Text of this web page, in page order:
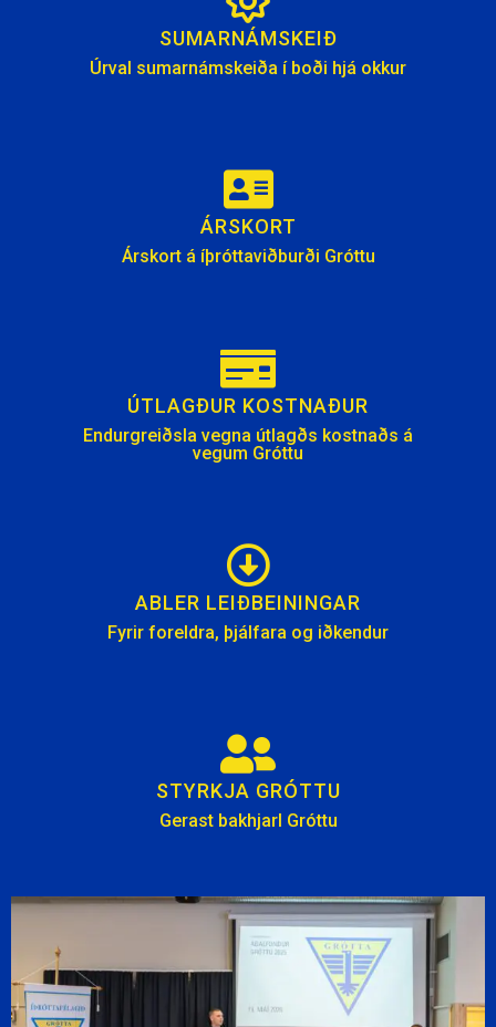
SUMARNÁMSKEIÐ
Úrval sumarnámskeiða í boði hjá okkur
ÁRSKORT
Árskort á íþróttaviðburði Gróttu
ÚTLAGÐUR KOSTNAÐUR
Endurgreiðsla vegna útlagðs kostnaðs á
vegum Gróttu
ABLER LEIÐBEININGAR
Fyrir foreldra, þjálfara og iðkendur
STYRKJA GRÓTTU
Gerast bakhjarl Gróttu